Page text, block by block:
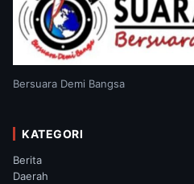
Bersuara Demi Bangsa
KATEGORI
Berita
Daerah